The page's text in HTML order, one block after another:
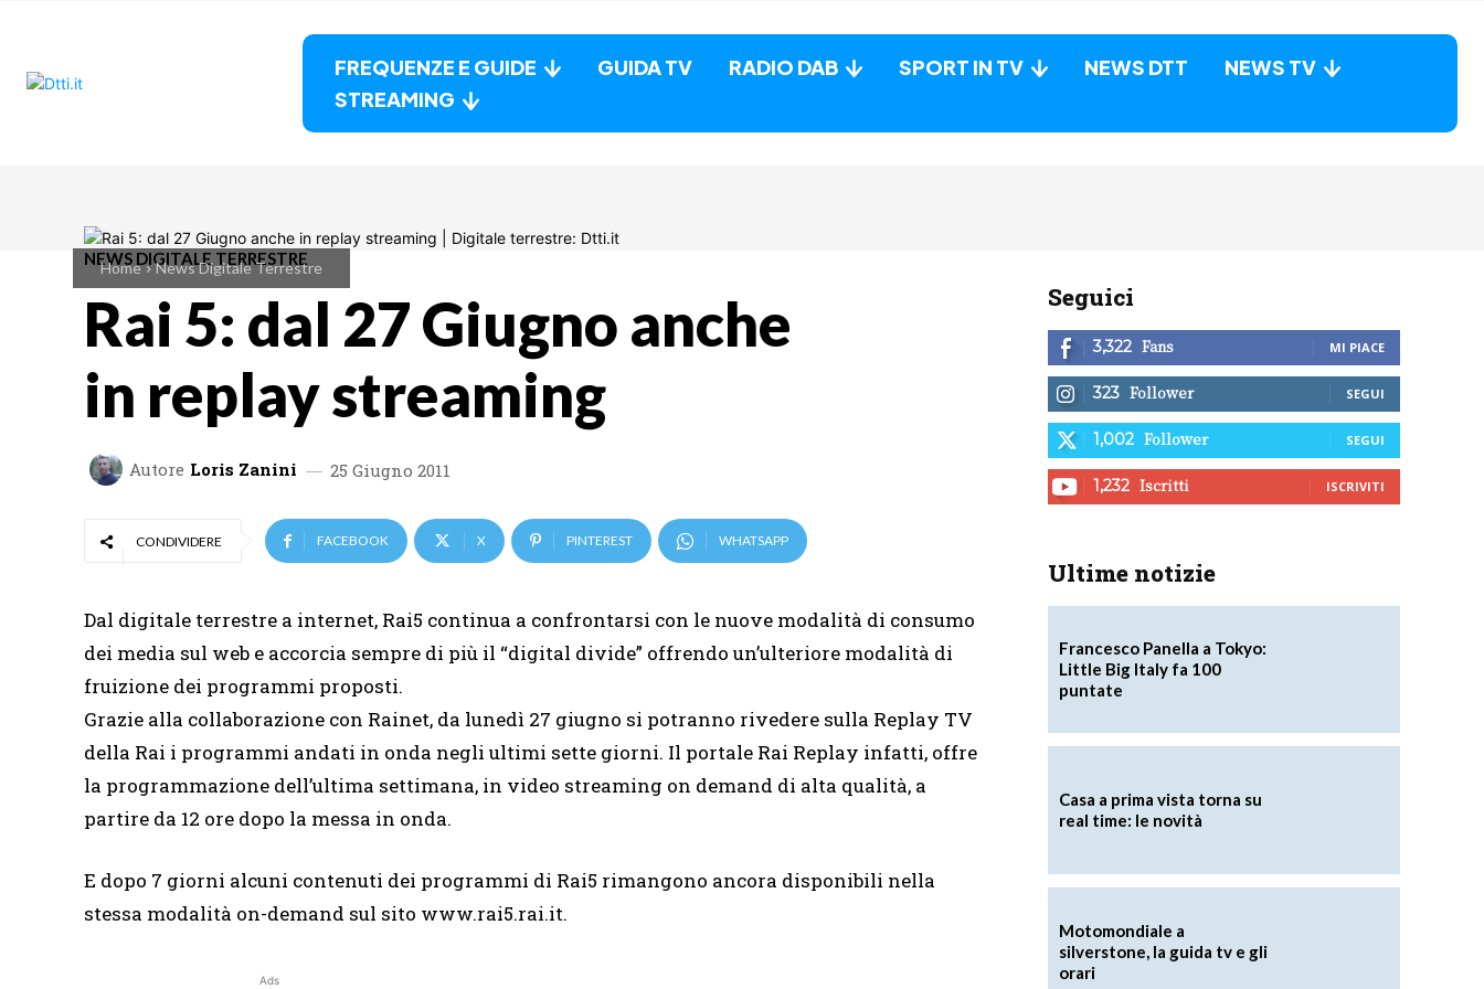
FREQUENZE E GUIDE GUIDA TV RADIO DAB SPORT IN TV NEWS DTT
NEWS TV
STREAMING
Home News Digitale Terrestre
NEWS DIGITALE TERRESTRE
Rai 5: dal 27 Giugno anche
in replay streaming
Autore Loris Zanini 25 Giugno 2011
CONDIVIDERE FACEBOOK X PINTEREST WHATSAPP
Dal digitale terrestre a internet, Rai5 continua a confrontarsi con le nuove modalità di consumo
dei media sul web e accorcia sempre di più il “digital divide” offrendo un’ulteriore modalità di
fruizione dei programmi proposti.
Grazie alla collaborazione con Rainet, da lunedì 27 giugno si potranno rivedere sulla Replay TV
della Rai i programmi andati in onda negli ultimi sette giorni. Il portale Rai Replay infatti, offre
la programmazione dell’ultima settimana, in video streaming on demand di alta qualità, a
partire da 12 ore dopo la messa in onda.
E dopo 7 giorni alcuni contenuti dei programmi di Rai5 rimangono ancora disponibili nella
stessa modalità on-demand sul sito www.rai5.rai.it.
Ads
Seguici
3,322 Fans MI PIACE
323 Follower SEGUI
1,002 Follower SEGUI
1,232 Iscritti ISCRIVITI
Ultime notizie
Francesco Panella a Tokyo:
Little Big Italy fa 100
puntate
Casa a prima vista torna su
real time: le novità
Motomondiale a
silverstone, la guida tv e gli
orari